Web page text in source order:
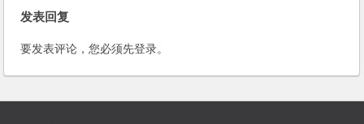
发表回复
要发表评论，您必须先登录。